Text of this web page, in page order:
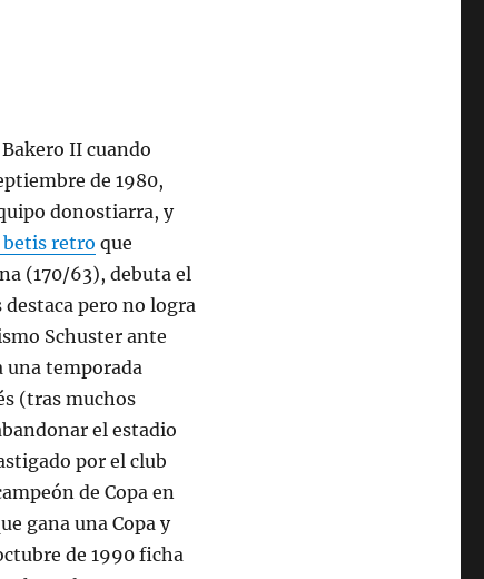
II cuando
de 1980,
donostiarra, y
betis retro que
(170/63), debuta el
pero no logra
Schuster ante
una temporada
(tras muchos
el estadio
por el club
de Copa en
gana una Copa y
de 1990 ficha